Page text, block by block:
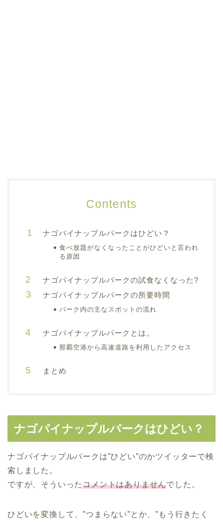
Contents
ナゴパイナップルパークはひどい？
食べ放題がなくなったことがひどいと言われ
る原因
ナゴパイナップルパークの試食なくなった?
ナゴパイナップルパークの所要時間
パーク内の主なスポットの流れ
ナゴパイナップルパークとは。
那覇空港から高速道路を利用したアクセス
まとめ
ナゴパイナップルパークはひどい？
ナゴパイナップルパークは”ひどい”のかツイッターで検
索しました。
ですが、そういったコメントはありませんでした。
ひどいを変換して、”つまらない”とか、”もう行きたく